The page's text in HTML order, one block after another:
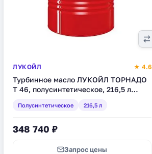
ЛУКОЙЛ ★ 4.6
Турбинное масло ЛУКОЙЛ ТОРНАДО
Т 46, полусинтетическое, 216,5 л
Полусинтетическое 216,5 л
348 740 ₽
Запрос цены